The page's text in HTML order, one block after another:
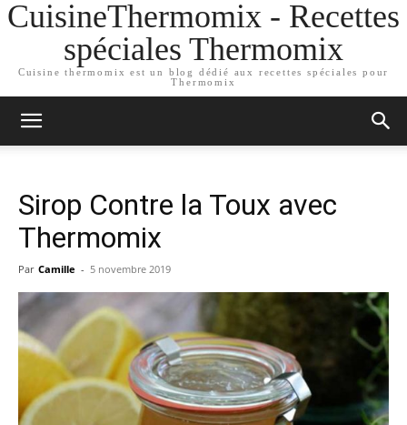
CuisineThermomix - Recettes
spéciales Thermomix
Cuisine thermomix est un blog dédié aux recettes spéciales pour
Thermomix
Sirop Contre la Toux avec
Thermomix
Par Camille - 5 novembre 2019